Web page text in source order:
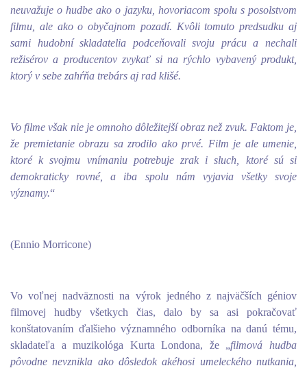
neuvažuje o hudbe ako o jazyku, hovoriacom spolu s posolstvom
filmu, ale ako o obyčajnom pozadí. Kvôli tomuto predsudku aj
sami hudobní skladatelia podceňovali svoju prácu a nechali
režisérov a producentov zvykať si na rýchlo vybavený produkt,
ktorý v sebe zahŕňa trebárs aj rad klišé.
Vo filme však nie je omnoho dôležitejší obraz než zvuk. Faktom je,
že premietanie obrazu sa zrodilo ako prvé. Film je ale umenie,
ktoré k svojmu vnímaniu potrebuje zrak i sluch, ktoré sú si
demokraticky rovné, a iba spolu nám vyjavia všetky svoje
významy.“
(Ennio Morricone)
Vo voľnej nadväznosti na výrok jedného z najväčších géniov
filmovej hudby všetkych čias, dalo by sa asi pokračovať
konštatovaním ďalšieho významného odborníka na danú tému,
skladateľa a muzikológa Kurta Londona, že „filmová hudba
pôvodne nevznikla ako dôsledok akéhosi umeleckého nutkania,